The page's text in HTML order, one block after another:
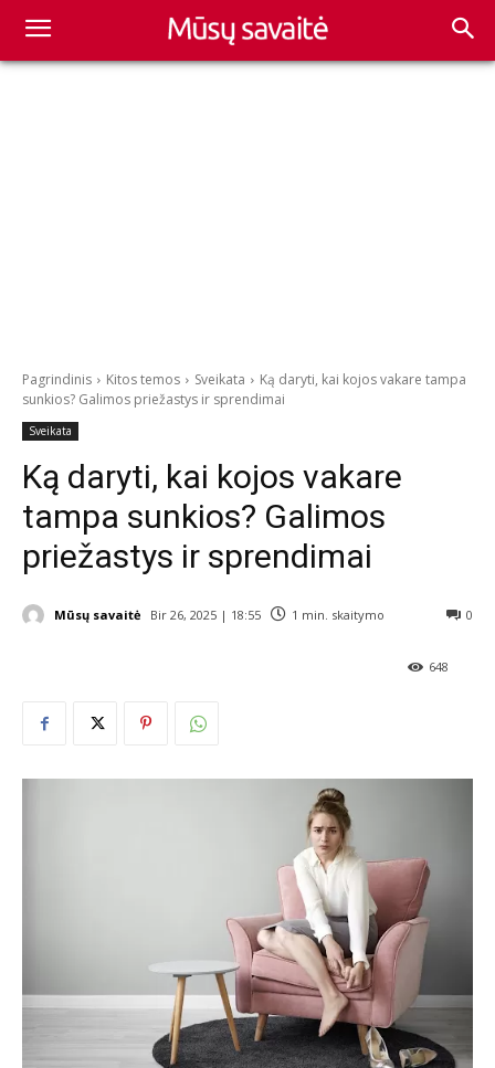
Pagrindinis Kitos temos Sveikata
Ką daryti, kai kojos vakare tampa
sunkios? Galimos priežastys ir sprendimai
Sveikata
Ką daryti, kai kojos vakare
tampa sunkios? Galimos
priežastys ir sprendimai
Mūsų savaitė Bir 26, 2025 | 18:55 1 min. skaitymo 0
648